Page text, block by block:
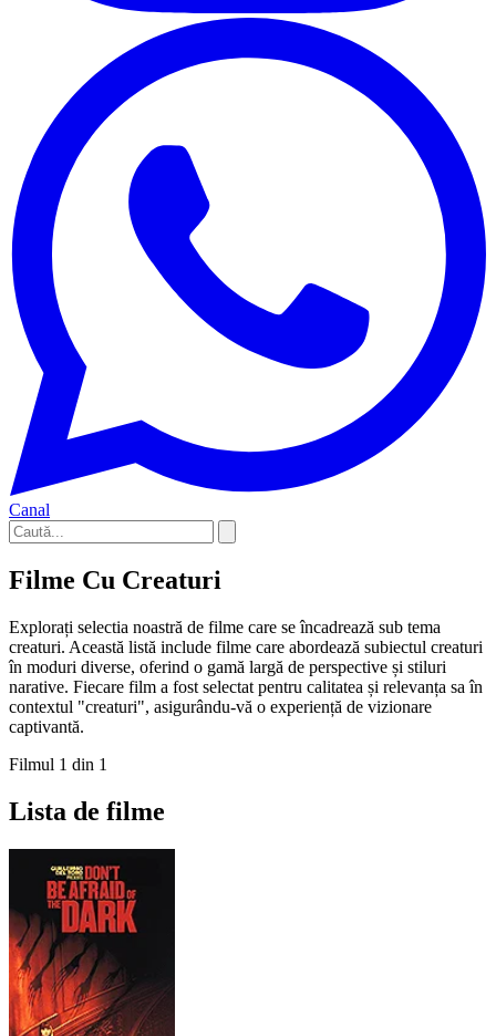
Canal
Filme Cu Creaturi
Explorați selectia noastră de filme care se încadrează sub tema
creaturi. Această listă include filme care abordează subiectul creaturi
în moduri diverse, oferind o gamă largă de perspective și stiluri
narative. Fiecare film a fost selectat pentru calitatea și relevanța sa în
contextul "creaturi", asigurându-vă o experiență de vizionare
captivantă.
Filmul 1 din 1
Lista de filme